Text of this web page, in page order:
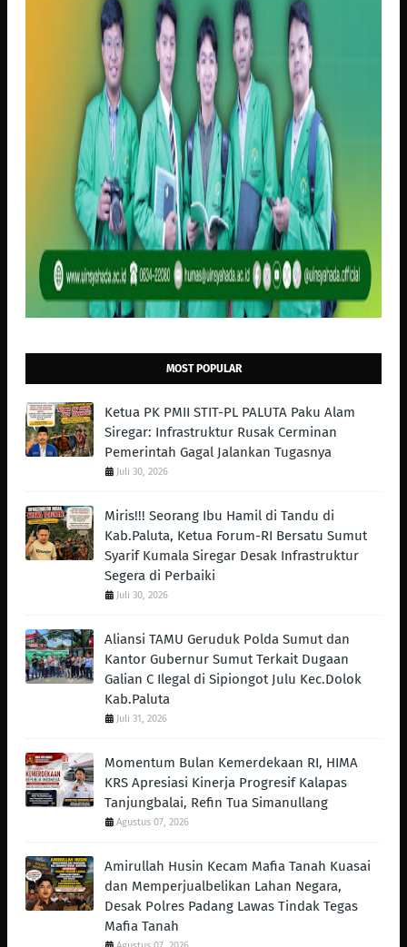
MOST POPULAR
Ketua PK PMII STIT-PL PALUTA Paku Alam
Siregar: Infrastruktur Rusak Cerminan
Pemerintah Gagal Jalankan Tugasnya
Juli 30, 2026
Miris!!! Seorang Ibu Hamil di Tandu di
Kab.Paluta, Ketua Forum-RI Bersatu Sumut
Syarif Kumala Siregar Desak Infrastruktur
Segera di Perbaiki
Juli 30, 2026
Aliansi TAMU Geruduk Polda Sumut dan
Kantor Gubernur Sumut Terkait Dugaan
Galian C Ilegal di Sipiongot Julu Kec.Dolok
Kab.Paluta
Juli 31, 2026
Momentum Bulan Kemerdekaan RI, HIMA
KRS Apresiasi Kinerja Progresif Kalapas
Tanjungbalai, Refin Tua Simanullang
Agustus 07, 2026
Amirullah Husin Kecam Mafia Tanah Kuasai
dan Memperjualbelikan Lahan Negara,
Desak Polres Padang Lawas Tindak Tegas
Mafia Tanah